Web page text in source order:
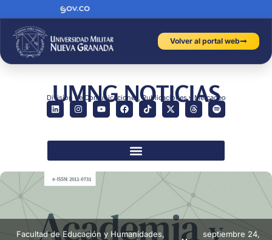
Volver al portal web
UMNG NOTICIAS
División de Comunicaciones, Publicaciones y Mercadeo
Facultad de Educación y Humanidades,
septiembre 24,